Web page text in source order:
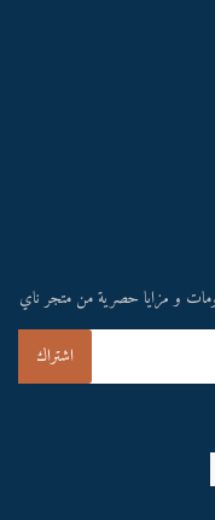
و مزايا حصرية من متجر ناي